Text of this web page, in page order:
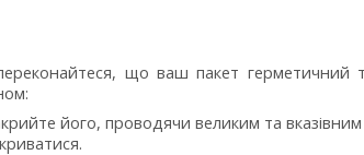
що ваш пакет герметичний
його, проводячи великим та